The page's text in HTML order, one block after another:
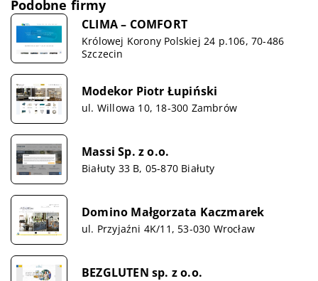
Podobne firmy
CLIMA – COMFORT
Królowej Korony Polskiej 24 p.106, 70-486
Szczecin
Modekor Piotr Łupiński
ul. Willowa 10, 18-300 Zambrów
Massi Sp. z o.o.
Białuty 33 B, 05-870 Białuty
Domino Małgorzata Kaczmarek
ul. Przyjaźni 4K/11, 53-030 Wrocław
BEZGLUTEN sp. z o.o.